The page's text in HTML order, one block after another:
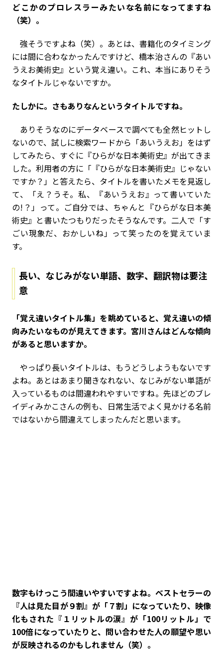
――どこかのプロレスラーみたいな名前になってますね
（笑）。
強そうですよね（笑）。あとは、書籍化のタイミング
には間に合わなかったんですけど、橋本治さんの『あい
うえお美術史』という覚え違い。これ、本当にありそう
なタイトルじゃないですか。
――たしかに。さもありなんというタイトルですね。
ありそうなのにデータベースで調べても全然ヒットし
ないので、試しに検索ワードから「あいうえお」をはず
してみたら、すぐに『ひらがな日本美術史』が出てきま
した。利用者の方に「『ひらがな日本美術史』じゃない
ですか？」と答えたら、タイトルを書いたメモを見返し
て、「え？うそ。私、『あいうえお』って書いていた
の!？」って。ご自分では、ちゃんと『ひらがな日本美
術史』と書いたつもりだったそうなんです。二人で「す
ごい現象だ、おかしいね」って笑ったのを覚えていま
す。
長い、なじみがない単語、数字、翻訳物は要注
意
――「覚え違いタイトル集」を眺めていると、覚え違いの傾
向みたいなものが見えてきます。宮川さんはどんな傾向
があると思いますか。
やっぱり長いタイトルは、もうどうしようもないです
よね。あとはあまり聞きなれない、なじみがない単語が
入っているものは間違われやすいですね。先ほどのブレ
イディみかこさんの例も、日常生活でよく見かける名前
ではないから間違えてしまったんだと思います。
――数字もけっこう間違いやすいですよね。ベストセラーの
『人は見た目が９割』が「７割」になっていたり、映像
化もされた『１リットルの涙』が「100リットル」で
100倍になっていたりと、問い合わせた人の願望や思い
が反映されるのかもしれません（笑）。